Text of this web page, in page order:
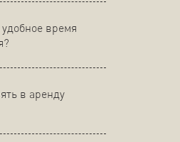
время
в аренду